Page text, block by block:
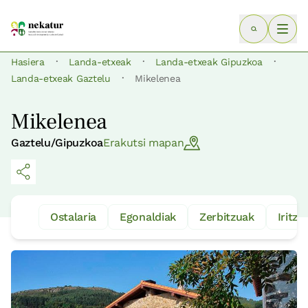
Hasiera · Landa-etxeak · Landa-etxeak Gipuzkoa ·
Landa-etxeak Gaztelu · Mikelenea
Mikelenea
Gaztelu/GipuzkoaErakutsi mapan
Ostalaria Egonaldiak Zerbitzuak